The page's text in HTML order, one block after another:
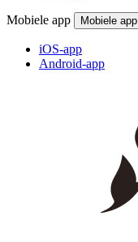
Mobiele app Mobiele app
iOS-app
Android-app